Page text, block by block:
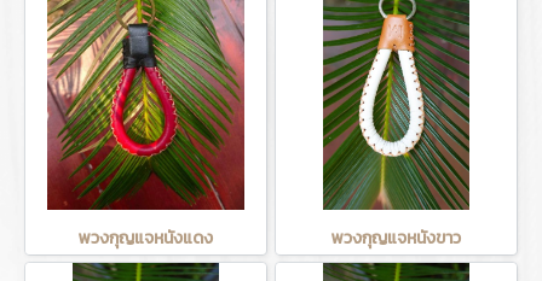
พวงกุญแจหนังแดง พวงกุญแจหนังขาว